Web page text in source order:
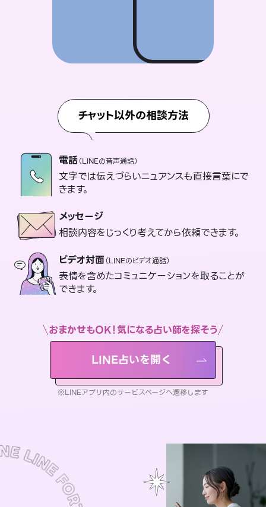
チャット以外の相談方法
電話（LINEの音声通話）
文字では伝えづらいニュアンスも直接言葉にで
きます。
メッセージ
相談内容をじっくり考えてから依頼できます。
ビデオ対面（LINEのビデオ通話）
表情を含めたコミュニケーションを取ることが
できます。
おまかせもOK！気になる占い師を探そう
LINE占いを開く
※LINEアプリ内のサービスページへ遷移します